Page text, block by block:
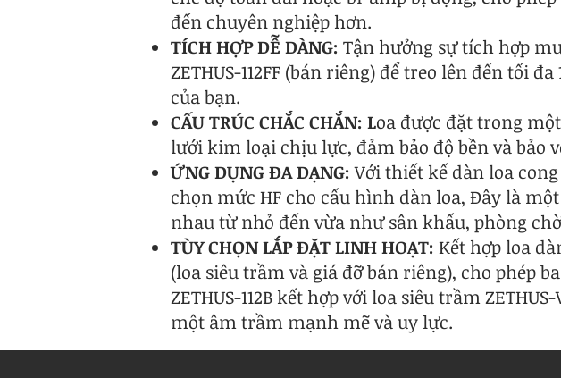
đến chuyên nghiệp hơn.
TÍCH HỢP DỄ DÀNG: Tận hưởng sự tích hợp
ZETHUS-112FF (bán riêng) để treo lên đến tối
của bạn.
CẤU TRÚC CHẮC CHẮN: Loa được đặt trong
lưới kim loại chịu lực, đảm bảo độ bền và bảo
ỨNG DỤNG ĐA DẠNG: Với thiết kế dàn loa cong
chọn mức HF cho cấu hình dàn loa, Đây là
nhau từ nhỏ đến vừa như sân khấu, phòng
TÙY CHỌN LẮP ĐẶT LINH HOẠT: Kết hợp loa
(loa siêu trầm và giá đỡ bán riêng), cho phép
ZETHUS-112B kết hợp với loa siêu trầm
một âm trầm mạnh mẽ và uy lực.